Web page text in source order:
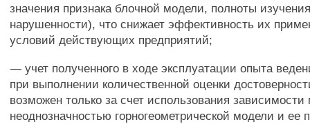
значения признака блочной модели, полноты
нарушенности), что снижает эффективность их
условий действующих предприятий;
— учет полученного в ходе эксплуатации опыта
при выполнении количественной оценки
возможен только за счет использования
неоднозначностью горногеометрической модели и ее